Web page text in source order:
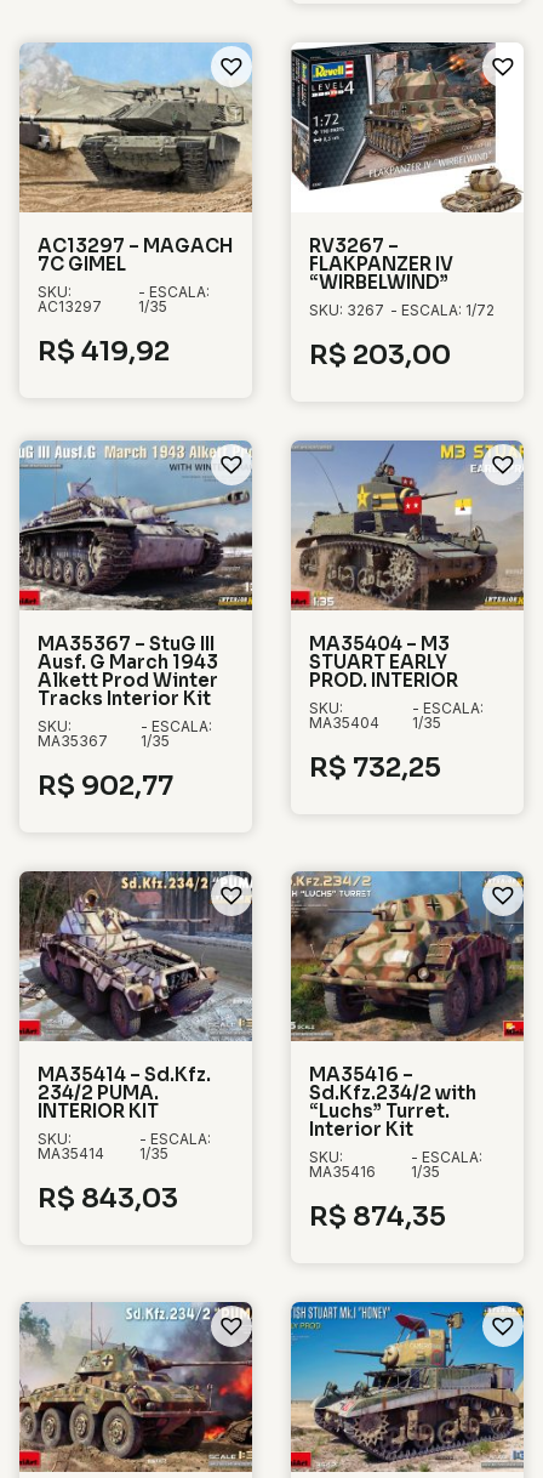
AC13297 – MAGACH
7C GIMEL
SKU:
AC13297
- ESCALA:
1/35
R$ 419,92
RV3267 –
FLAKPANZER IV
“WIRBELWIND”
SKU: 3267 - ESCALA: 1/72
R$ 203,00
MA35367 – StuG III
Ausf. G March 1943
Alkett Prod Winter
Tracks Interior Kit
SKU:
MA35367
- ESCALA:
1/35
R$ 902,77
MA35404 – M3
STUART EARLY
PROD. INTERIOR
SKU:
MA35404
- ESCALA:
1/35
R$ 732,25
MA35414 – Sd.Kfz.
234/2 PUMA.
INTERIOR KIT
SKU:
MA35414
- ESCALA:
1/35
R$ 843,03
MA35416 –
Sd.Kfz.234/2 with
“Luchs” Turret.
Interior Kit
SKU:
MA35416
- ESCALA:
1/35
R$ 874,35